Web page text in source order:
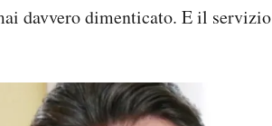
davvero dimenticato. E il servizio